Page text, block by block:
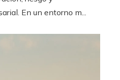
En un entorno m...